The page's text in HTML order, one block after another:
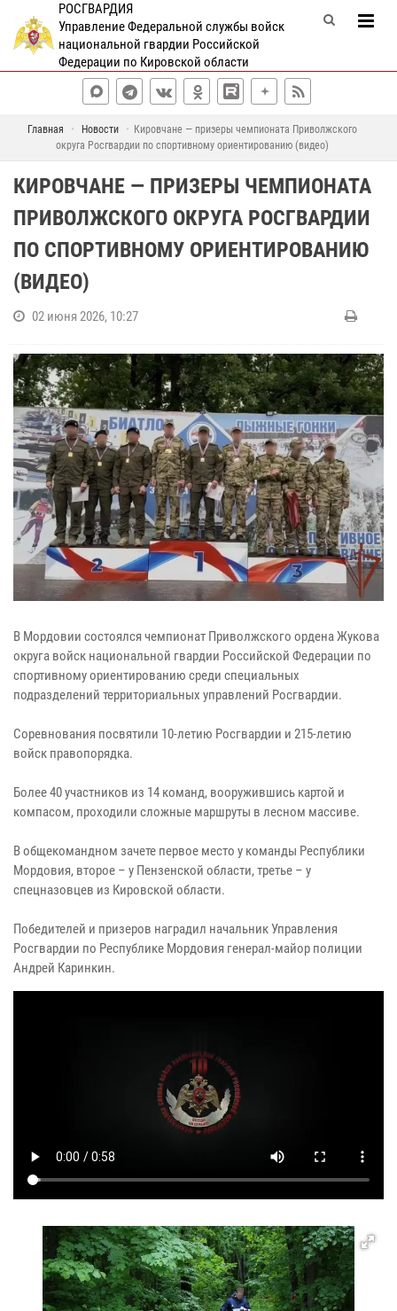
РОСГВАРДИЯ
Управление Федеральной службы войск
национальной гвардии Российской
Федерации по Кировской области
Главная Новости
Кировчане — призеры чемпионата Приволжского
округа Росгвардии по спортивному ориентированию (видео)
КИРОВЧАНЕ — ПРИЗЕРЫ ЧЕМПИОНАТА
ПРИВОЛЖСКОГО ОКРУГА РОСГВАРДИИ
ПО СПОРТИВНОМУ ОРИЕНТИРОВАНИЮ
(ВИДЕО)
02 июня 2026, 10:27
В Мордовии состоялся чемпионат Приволжского ордена Жукова
округа войск национальной гвардии Российской Федерации по
спортивному ориентированию среди специальных
подразделений территориальных управлений Росгвардии.
Соревнования посвятили 10-летию Росгвардии и 215-летию
войск правопорядка.
Более 40 участников из 14 команд, вооружившись картой и
компасом, проходили сложные маршруты в лесном массиве.
В общекомандном зачете первое место у команды Республики
Мордовия, второе – у Пензенской области, третье – у
спецназовцев из Кировской области.
Победителей и призеров наградил начальник Управления
Росгвардии по Республике Мордовия генерал-майор полиции
Андрей Каринкин.